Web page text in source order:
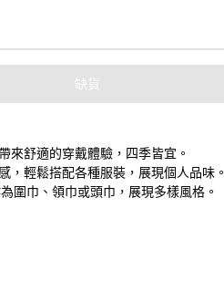
缺貨
來舒適的穿戴體驗，四季皆宜。
，輕鬆搭配各種服裝，展現個人品味。
圍巾、領巾或頭巾，展現多樣風格。